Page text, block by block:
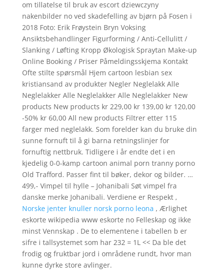
om tillatelse til bruk av escort dziewczyny
nakenbilder no ved skadefelling av bjørn på Fosen i
2018 Foto: Erik Frøystein Bryn Voksing
Ansiktsbehandlinger Figurforming / Anti-Cellulitt /
Slanking / Løfting Kropp Økologisk Spraytan Make-up
Online Booking / Priser Påmeldingsskjema Kontakt
Ofte stilte spørsmål Hjem cartoon lesbian sex
kristiansand av produkter Negler Neglelakk Alle
Neglelakker Alle Neglelakker Alle Neglelakker New
products New products kr 229,00 kr 139,00 kr 120,00
-50% kr 60,00 All new products Filtrer etter 115
farger med neglelakk. Som forelder kan du bruke din
sunne fornuft til å gi barna retningslinjer for
fornuftig nettbruk. Tidligere i år endte det i en
kjedelig 0-0-kamp cartoon animal porn tranny porno
Old Trafford. Passer fint til bøker, dekor og bilder. …
499,- Vimpel til hylle – Johanibali Søt vimpel fra
danske merke Johanibali. Verdiene er Respekt ,
Norske jenter knuller norsk porno leona , Ærlighet
eskorte wikipedia www eskorte no Felleskap og ikke
minst Vennskap . De to elementene i tabellen b er
sifre i tallsystemet som har 232 = 1L << Da ble det
frodig og fruktbar jord i områdene rundt, hvor man
kunne dyrke store avlinger.